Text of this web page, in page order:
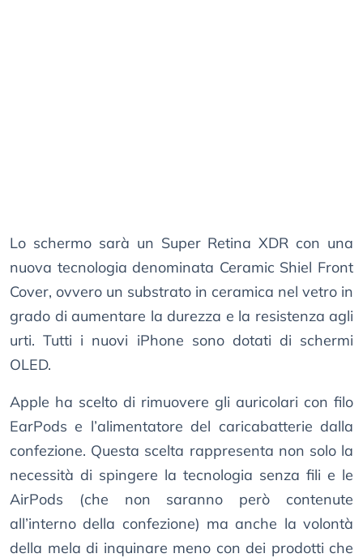
Lo schermo sarà un Super Retina XDR con una
nuova tecnologia denominata Ceramic Shiel Front
Cover, ovvero un substrato in ceramica nel vetro in
grado di aumentare la durezza e la resistenza agli
urti. Tutti i nuovi iPhone sono dotati di schermi
OLED.
Apple ha scelto di rimuovere gli auricolari con filo
EarPods e l’alimentatore del caricabatterie dalla
confezione. Questa scelta rappresenta non solo la
necessità di spingere la tecnologia senza fili e le
AirPods (che non saranno però contenute
all’interno della confezione) ma anche la volontà
della mela di inquinare meno con dei prodotti che